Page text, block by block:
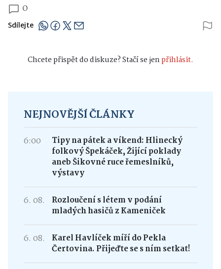
0
Sdílejte
Chcete přispět do diskuze? Stačí se jenpřihlásit.
NEJNOVĚJŠÍ ČLÁNKY
6:00
Tipy na pátek a víkend: Hlinecký
folkový Špekáček, Žijící poklady
aneb Šikovné ruce řemeslníků,
výstavy
6. 08.
Rozloučení s létem v podání
mladých hasičů z Kameniček
6. 08.
Karel Havlíček míří do Pekla
Čertovina. Přijeďte se s ním setkat!